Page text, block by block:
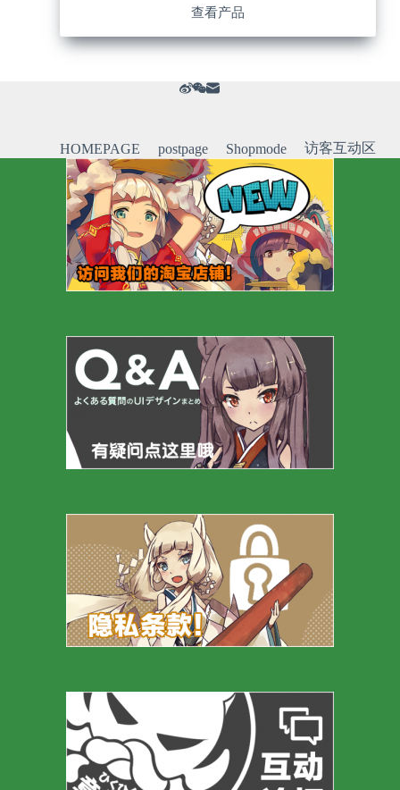
查看产品
HOMEPAGE postpage Shopmode 访客互动区